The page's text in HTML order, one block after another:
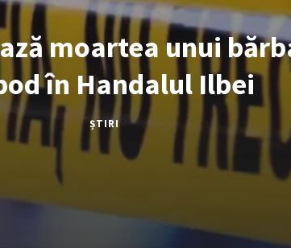
moartea unui
în Handalul Ilbei
ȘTIRI